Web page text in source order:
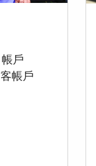
戶
帳戶